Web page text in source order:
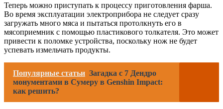
Теперь можно приступать к процессу приготовления фарша.
Во время эксплуатации электроприбора не следует сразу
загружать много мяса и пытаться протолкнуть его в
мясоприемник с помощью пластикового толкателя. Это может
привести к поломке устройства, поскольку нож не будет
успевать измельчать продукты.
Популярные статьи Загадка с 7 Дендро
монументами в Сумеру в Genshin Impact:
как решить?